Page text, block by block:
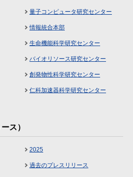
量子コンピュータ研究センター
情報統合本部
生命機能科学研究センター
バイオリソース研究センター
創発物性科学研究センター
仁科加速器科学研究センター
ス）
2025
過去のプレスリリース